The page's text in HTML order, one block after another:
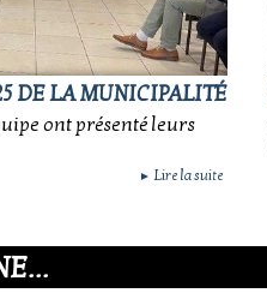
DE LA MUNICIPALITÉ
ont présenté leurs
► Lire la suite